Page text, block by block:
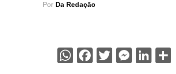
Por Da Redação
WhatsApp
Facebook
Twitter